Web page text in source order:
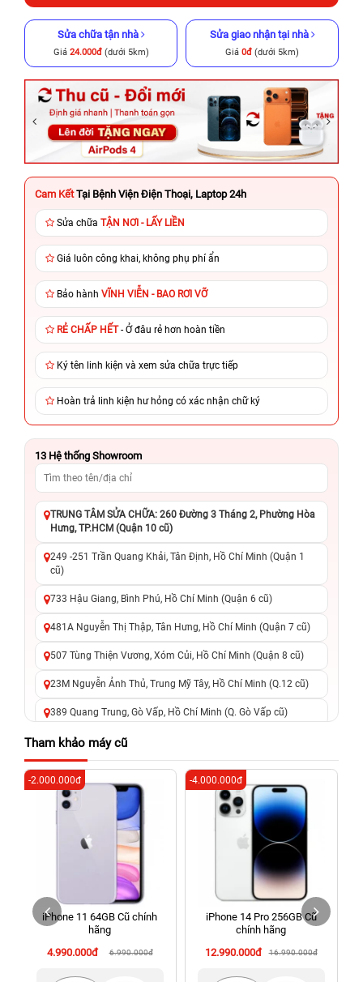
Sửa chữa tận nhà
Giá 24.000đ(dưới 5km)
Sửa giao nhận tại nhà
Giá 0đ (dưới 5km)
Cam Kết Tại Bệnh Viện Điện Thoại, Laptop 24h
Sửa chữa TẬN NƠI - LẤY LIỀN
Giá luôn công khai, không phụ phí ẩn
Bảo hành VĨNH VIỄN - BAO RƠI VỠ
RẺ CHẤP HẾT- Ở đâu rẻ hơn hoàn tiền
Ký tên linh kiện và xem sửa chữa trực tiếp
Hoàn trả linh kiện hư hỏng có xác nhận chữ ký
13 Hệ thống Showroom
TRUNG TÂM SỬA CHỮA: 260 Đường 3 Tháng 2, Phường Hòa
Hưng, TP.HCM (Quận 10 cũ)
249 -251 Trần Quang Khải, Tân Định, Hồ Chí Minh (Quận 1
cũ)
733 Hậu Giang, Bình Phú, Hồ Chí Minh (Quận 6 cũ)
481A Nguyễn Thị Thập, Tân Hưng, Hồ Chí Minh (Quận 7 cũ)
507 Tùng Thiện Vương, Xóm Củi, Hồ Chí Minh (Quận 8 cũ)
23M Nguyễn Ảnh Thủ, Trung Mỹ Tây, Hồ Chí Minh (Q.12 cũ)
389 Quang Trung, Gò Vấp, Hồ Chí Minh (Q. Gò Vấp cũ)
625 - 625A Âu Cơ, Tân Phú, Hồ Chí Minh (Quận Tân Phú cũ)
326 Lê Văn Việt, Tăng Nhơn Phú, Hồ Chí Minh (Q.9 TP. Thủ
Đức cũ)
256 Võ Văn Ngân, Thủ Đức, Hồ Chí Minh (Bình Thọ, TP. Thủ
Đức Cũ)
70 Nguyễn An Ninh, Dĩ An, Hồ Chí Minh (Bình Dương Cũ)
24h Vũng Tàu: 162A Ba Cu, Vũng Tàu, Hồ Chí Minh (TP. Vũng
Tàu cũ)
198 Hoàng Văn Thụ, Tân Sơn Nhất, Hồ Chí Minh (Tân Bình
Tham khảo máy cũ
iPhone 11 64GB Cũ chính
hãng
4.990.000đ
6.990.000đ
-2.000.000đ
iPhone 14 Pro 256GB Cũ
chính hãng
12.990.000đ
16.990.000đ
-4.000.000đ